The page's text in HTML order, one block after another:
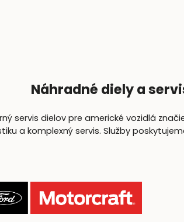
Náhradné diely a
servis dielov pre americké vozidlá
a komplexný servis. Služby